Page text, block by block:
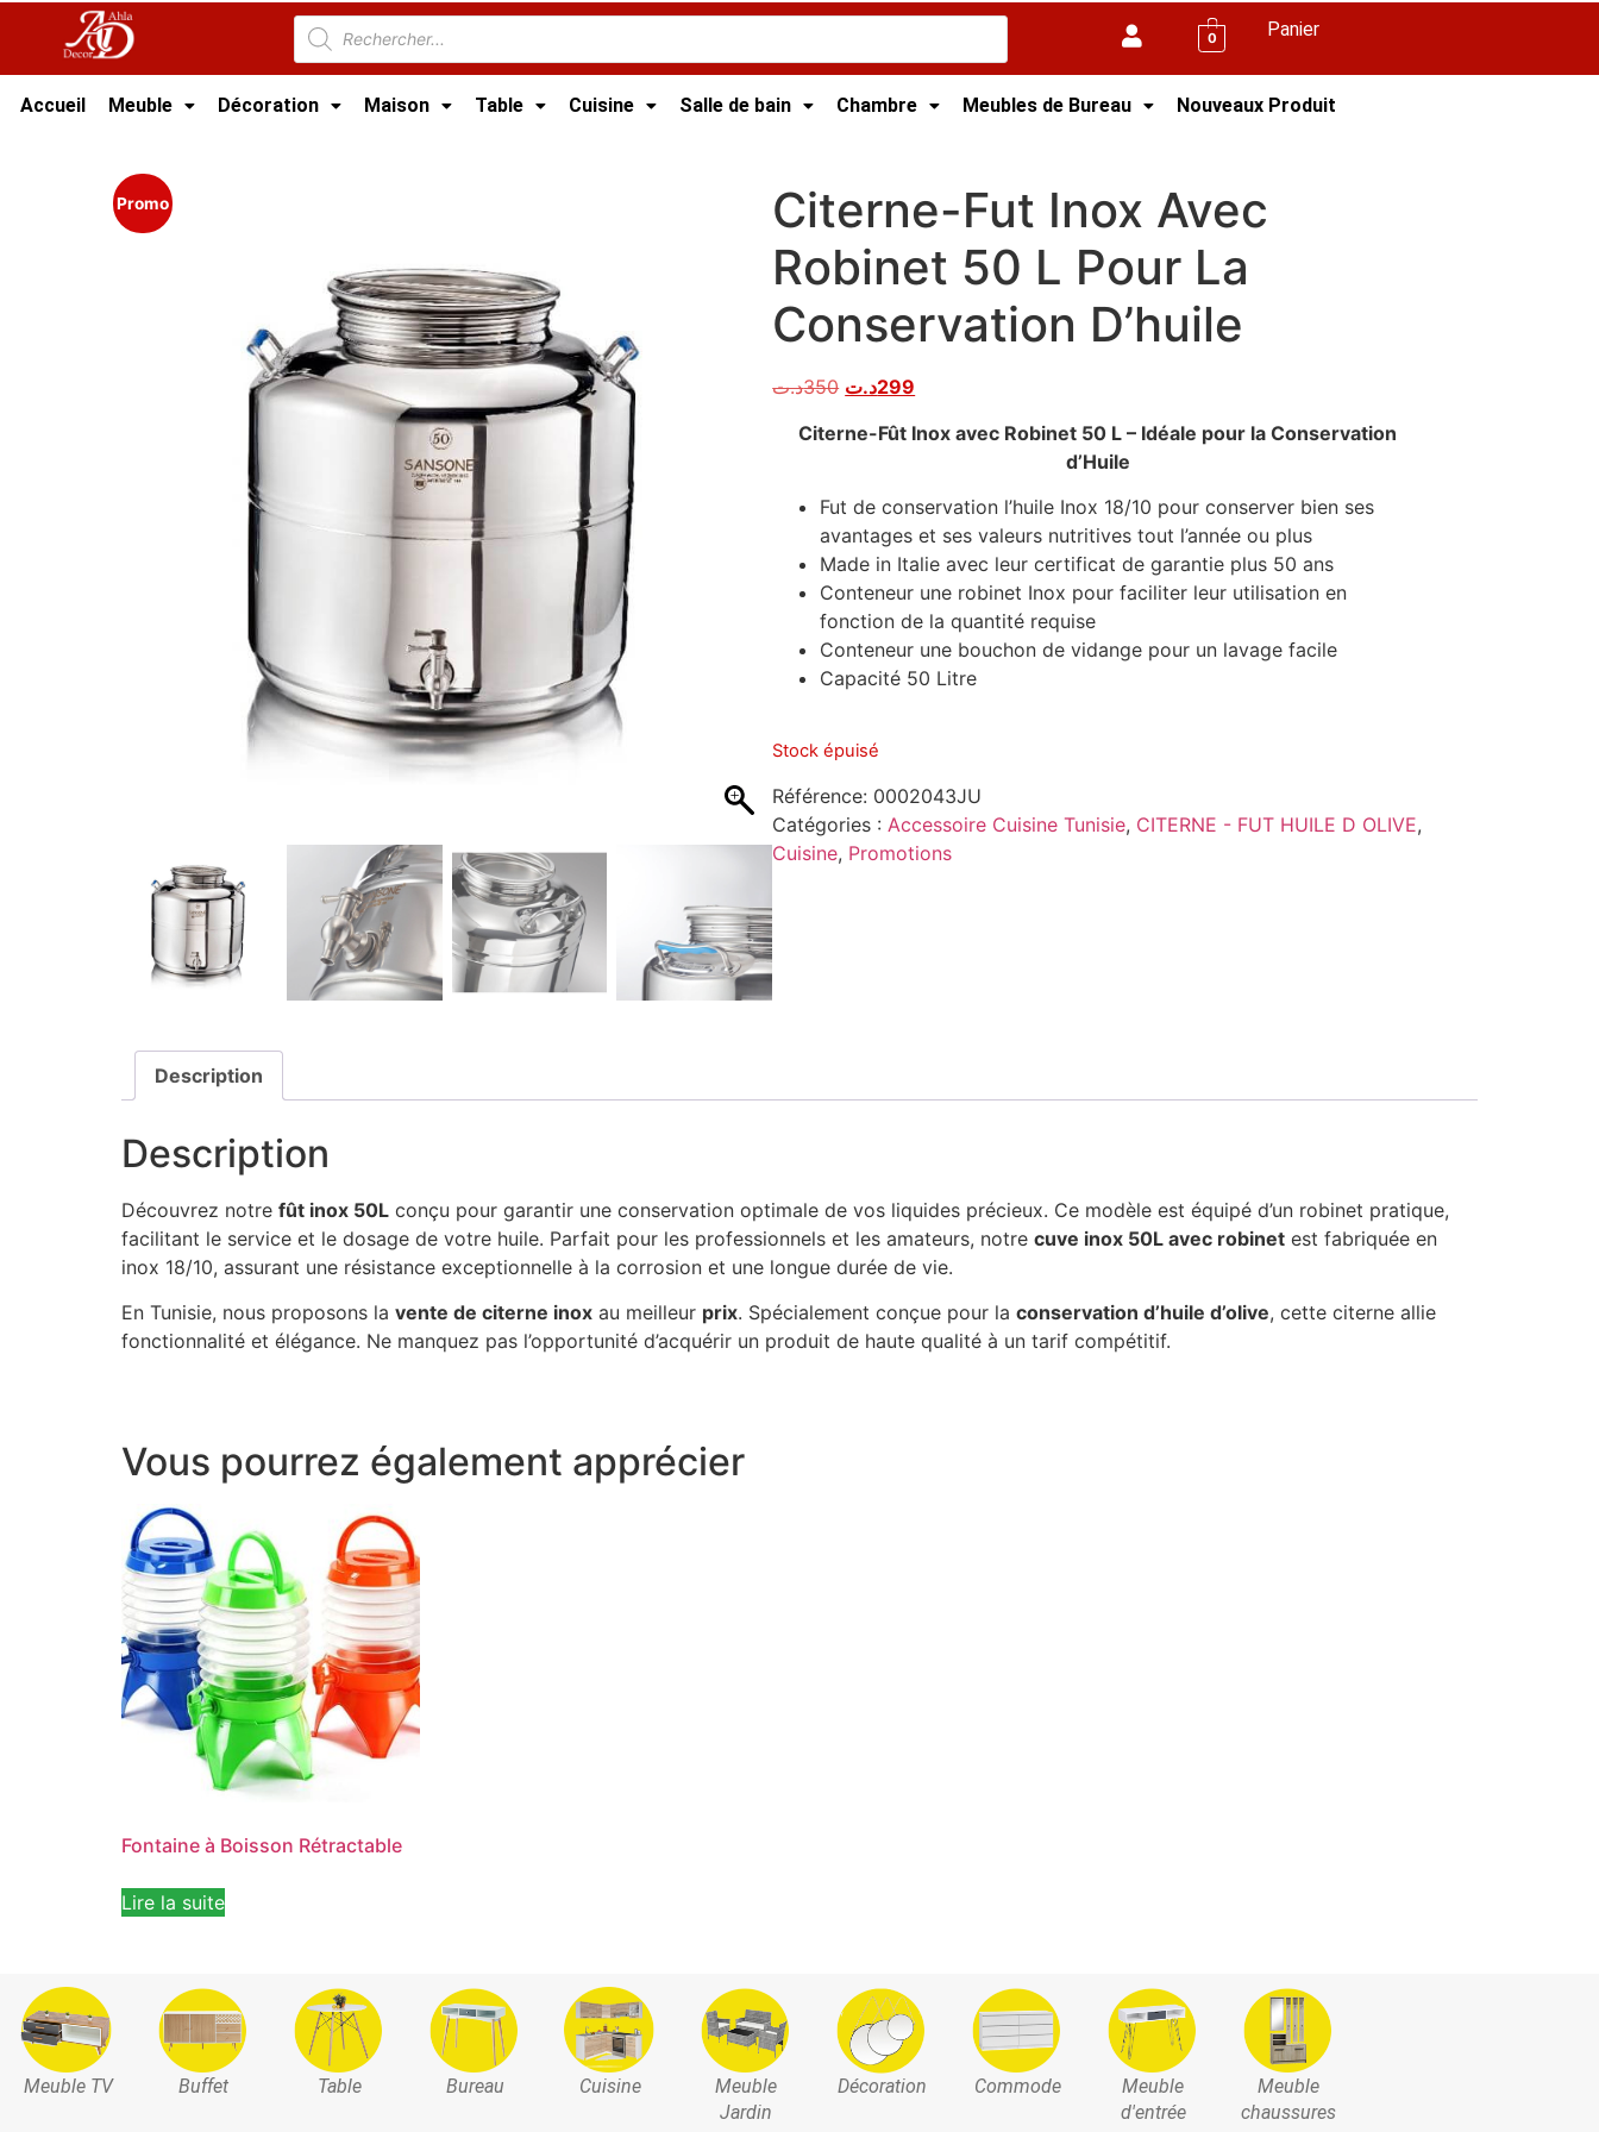
0 Panier
Accueil Meuble Décoration Maison Table Cuisine Salle de bain Chambre Meubles de Bureau Nouveaux Produit
Promo
Citerne-Fut Inox Avec
Robinet 50 L Pour La
Conservation D’huile
350د.ت 299د.ت
Citerne-Fût Inox avec Robinet 50 L – Idéale pour la Conservation
d’Huile
Fut de conservation l’huile Inox 18/10 pour conserver bien ses
avantages et ses valeurs nutritives tout l’année ou plus
Made in Italie avec leur certificat de garantie plus 50 ans
Conteneur une robinet Inox pour faciliter leur utilisation en
fonction de la quantité requise
Conteneur une bouchon de vidange pour un lavage facile
Capacité 50 Litre
Stock épuisé
Référence: 0002043JU
Catégories : Accessoire Cuisine Tunisie, CITERNE - FUT HUILE D OLIVE,
Cuisine, Promotions
Description
Description
Découvrez notre fût inox 50L conçu pour garantir une conservation optimale de vos liquides précieux. Ce modèle est équipé d’un robinet pratique,
facilitant le service et le dosage de votre huile. Parfait pour les professionnels et les amateurs, notre cuve inox 50L avec robinet est fabriquée en
inox 18/10, assurant une résistance exceptionnelle à la corrosion et une longue durée de vie.
En Tunisie, nous proposons la vente de citerne inox au meilleur prix. Spécialement conçue pour la conservation d’huile d’olive, cette citerne allie
fonctionnalité et élégance. Ne manquez pas l’opportunité d’acquérir un produit de haute qualité à un tarif compétitif.
Vous pourrez également apprécier
Fontaine à Boisson Rétractable
Lire la suite
Meuble TV Buffet Table Bureau Cuisine
Meuble
Jardin
Décoration Commode
Meuble
d'entrée
Meuble
chaussures